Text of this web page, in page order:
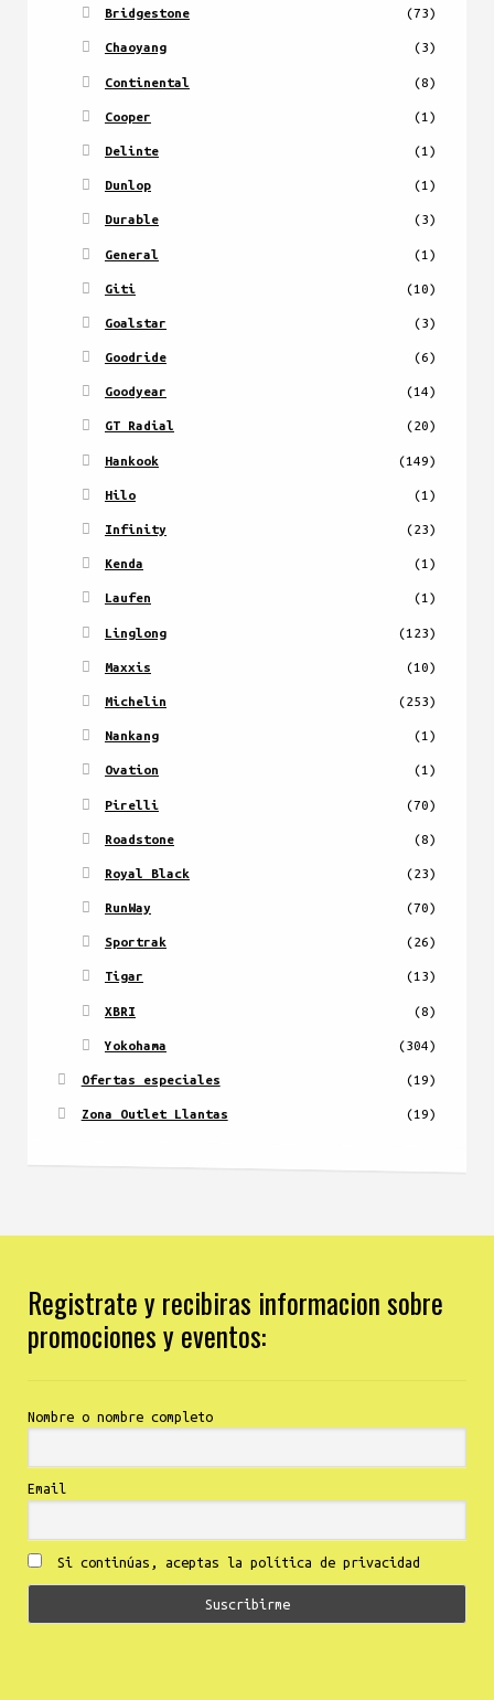
Bridgestone (73)
Chaoyang (3)
Continental (8)
Cooper (1)
Delinte (1)
Dunlop (1)
Durable (3)
General (1)
Giti (10)
Goalstar (3)
Goodride (6)
Goodyear (14)
GT Radial (20)
Hankook (149)
Hilo (1)
Infinity (23)
Kenda (1)
Laufen (1)
Linglong (123)
Maxxis (10)
Michelin (253)
Nankang (1)
Ovation (1)
Pirelli (70)
Roadstone (8)
Royal Black (23)
RunWay (70)
Sportrak (26)
Tigar (13)
XBRI (8)
Yokohama (304)
Ofertas especiales (19)
Zona Outlet Llantas (19)
Registrate y recibiras informacion sobre
promociones y eventos:
Nombre o nombre completo
Email
Si continúas, aceptas la política de privacidad